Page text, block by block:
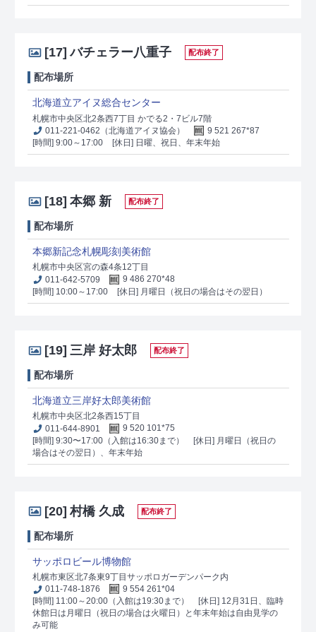
[17] バチェラー八重子 配布終了
配布場所
北海道立アイヌ総合センター
札幌市中央区北2条西7丁目 かでる2・7ビル7階
011-221-0462（北海道アイヌ協会）
9 521 267*87
[時間] 9:00～17:00
[休日] 日曜、祝日、年末年始
[18] 本郷 新 配布終了
配布場所
本郷新記念札幌彫刻美術館
札幌市中央区宮の森4条12丁目
011-642-5709
9 486 270*48
[時間] 10:00～17:00
[休日] 月曜日（祝日の場合はその翌日）
[19] 三岸 好太郎 配布終了
配布場所
北海道立三岸好太郎美術館
札幌市中央区北2条西15丁目
011-644-8901
9 520 101*75
[時間] 9:30〜17:00（入館は16:30まで）
[休日] 月曜日（祝日の
場合はその翌日）、年末年始
[20] 村橋 久成 配布終了
配布場所
サッポロビール博物館
札幌市東区北7条東9丁目サッポロガーデンパーク内
011-748-1876
9 554 261*04
[時間] 11:00～20:00（入館は19:30まで）
[休日] 12月31日、臨時
休館日は月曜日（祝日の場合は火曜日）と年末年始は自由見学の
み可能